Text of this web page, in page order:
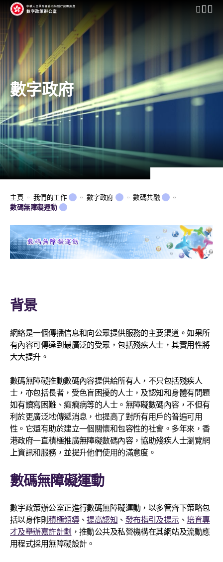
開啟行
數字政府
主頁 我們的工作 數字政府
數碼共融
數碼無障礙運動
背景
網絡是一個傳播信息和向公眾提供服務的主要渠道。如果所
有內容可傳達到最廣泛的受眾，包括殘疾人士，其實用性將
大大提升。
數碼無障礙推動數碼內容提供給所有人，不只包括殘疾人
士，亦包括長者，受色盲困擾的人士，及認知和身體有問題
如有讀寫困難、癲癇病等的人士。無障礙數碼內容，不但有
利於更廣泛地傳遞消息，也提高了對所有用戶的普遍可用
性。它還有助於建立一個關懷和包容性的社會。多年來，香
港政府一直積極推廣無障礙數碼內容，協助殘疾人士瀏覽網
上資訊和服務，並提升他們使用的滿意度。
數碼無障礙運動
數字政策辦公室正進行數碼無障礙運動，以多管齊下策略包
括以身作則積極領導、提高認知 、 發布指引及提示 、培育專
才及舉辦嘉許計劃 ，推動公共及私營機構在其網站及流動應
用程式採用無障礙設計。